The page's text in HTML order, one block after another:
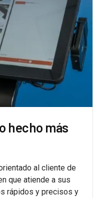
hecho más
al cliente de
que atiende a sus
rápidos y precisos y